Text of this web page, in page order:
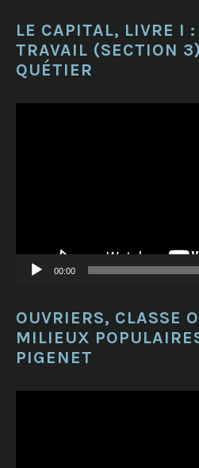
LE CAPITAL, LIVRE I
TRAVAIL (SECTION
QUÉTIER
00:00
OUVRIERS, CLASSE
MILIEUX
PIGENET